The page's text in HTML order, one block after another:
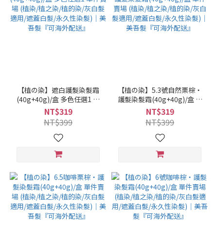
【植の染】遮白護髮染髮霜
(40g+40g)/盒 多色任選1 單
件賣場 (植染/植之染/植的染/
灰白髮適用/遮蓋白髮/永久性
染髮)｜美吾髮『可海外配
送』
NT$319
NT$399
【植の染】5.3號自然栗棕‧
護髮染髮霜(40g+40g)/盒 單
件賣場 (植染/植之染/植的染/
灰白髮適用/遮蓋白髮/永久性
染髮)｜美吾髮『可海外配
送』
NT$319
NT$399